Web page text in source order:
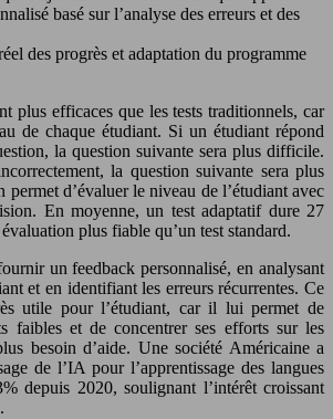
basé sur l’analyse des erreurs et des
des progrès et adaptation du programme
plus efficaces que les tests traditionnels, car
de chaque étudiant. Si un étudiant répond
la question suivante sera plus difficile.
la question suivante sera plus
permet d’évaluer le niveau de l’étudiant avec
En moyenne, un test adaptatif dure 27
plus fiable qu’un test standard.
un feedback personnalisé, en analysant
et en identifiant les erreurs récurrentes. Ce
utile pour l’étudiant, car il lui permet de
faibles et de concentrer ses efforts sur les
besoin d’aide. Une société Américaine a
de l’IA pour l’apprentissage des langues
depuis 2020, soulignant l’intérêt croissant